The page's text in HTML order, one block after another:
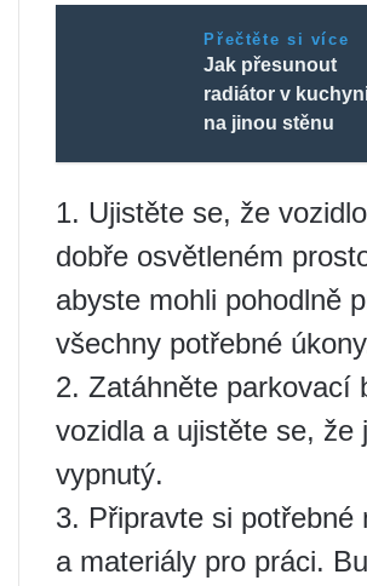
Přečtěte si více
Jak přesunout
radiátor v
na jinou stěnu
1. Ujistěte se, že
dobře osvětleném
abyste mohli pohodlně
všechny potřebné
2. Zatáhněte parkovací
vozidla a ujistěte se, že
vypnutý.
3. Připravte si potřebné
a materiály pro práci.